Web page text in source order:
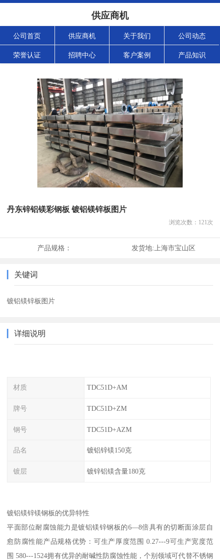
供应商机
公司首页 供应商机 关于我们 公司动态
荣誉认证 招聘中心 客户案例 产品知识
丹东锌铝镁彩钢板 镀铝镁锌板图片
浏览次数： 121次
产品规格： 发货地: 上海市宝山区
关键词
镀铝镁锌板图片
详细说明
材质 TDC51D+AM
牌号 TDC51D+ZM
钢号 TDC51D+AZM
品名 镀铝锌镁150克
镀层 镀锌铝镁含量180克
镀铝镁锌镁钢板的优异特性
平面部位耐腐蚀能力是镀铝镁锌钢板的6—8倍具有的切断面涂层自
愈防腐性能产品规格优势：可生产厚度范围 0.27---9可生产宽度范
围 580---1524拥有优异的耐碱性防腐蚀性能，个别领域可代替不锈钢